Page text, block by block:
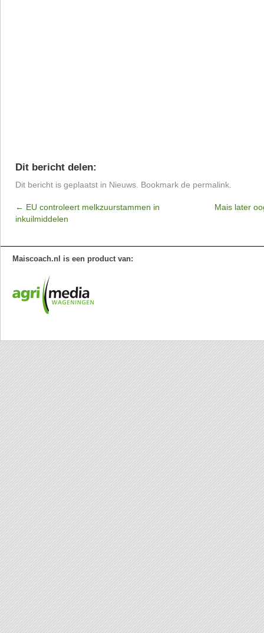
Dit bericht delen:
Dit bericht is geplaatst in Nieuws . Bookmark de permalink
← EU controleert melkzuurstammen in
inkuilmiddelen
Mais later
Maiscoach.nl is een product van: